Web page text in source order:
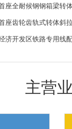
再获甲级新资质
座全耐候钢钢箱梁转
座齿轮齿轨式转体斜
主营